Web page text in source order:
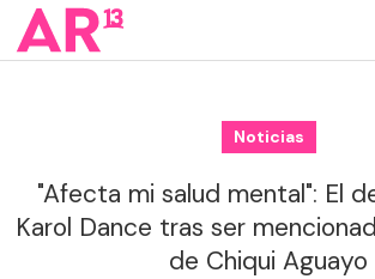
Noticias
"Afecta mi salud mental": El
Karol Dance tras ser
de Chiqui Aguayo